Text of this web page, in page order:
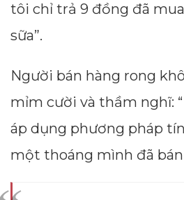
tôi chỉ trả 9 đồng đã
sữa”.
Người bán hàng rong
mỉm cười và thầm nghĩ:
áp dụng phương pháp
một thoáng mình đã bán